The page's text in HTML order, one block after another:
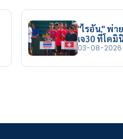
"ไรอัน" พ่า
เจ30 ที่โดมิ
03-08-2026